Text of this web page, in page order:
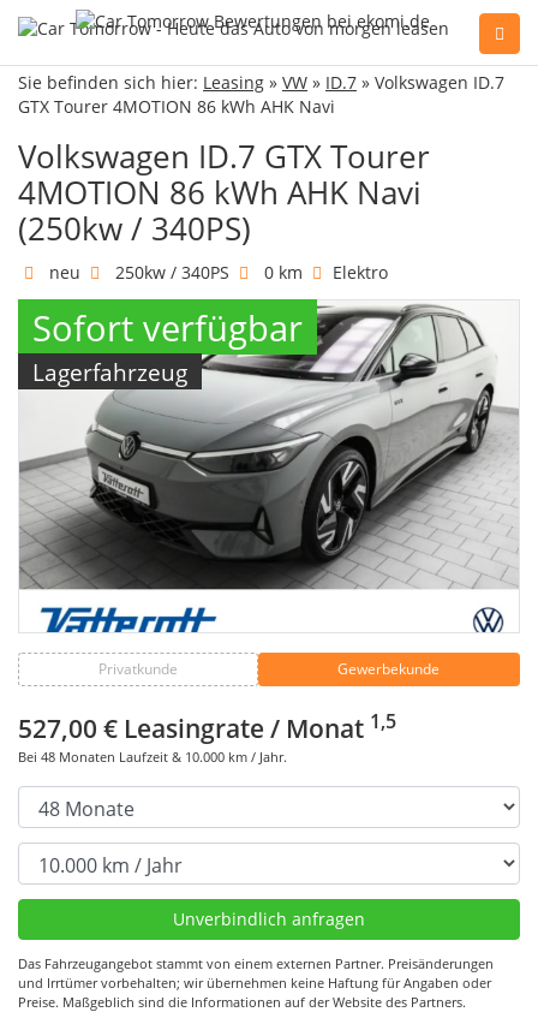
Sie befinden sich hier: Leasing » VW » ID.7 » Volkswagen ID.7
GTX Tourer 4MOTION 86 kWh AHK Navi
Volkswagen ID.7 GTX Tourer
4MOTION 86 kWh AHK Navi
(250kw / 340PS)
neu 250kw / 340PS 0 km Elektro
Sofort verfügbar
Lagerfahrzeug
Privatkunde Gewerbekunde
527,00 € Leasingrate / Monat 1,5
Bei 48 Monaten Laufzeit & 10.000 km / Jahr.
Das Fahrzeugangebot stammt von einem externen Partner. Preisänderungen
und Irrtümer vorbehalten; wir übernehmen keine Haftung für Angaben oder
Preise. Maßgeblich sind die Informationen auf der Website des Partners.
Sie haben Fragen, oder benötigen Hilfe?
Gerne beraten wir Sie persönlich am Telefon:
+49(0)89 74 83 59-10
Fahrzeug Konfigurator
Alle Hersteller
Kontakt